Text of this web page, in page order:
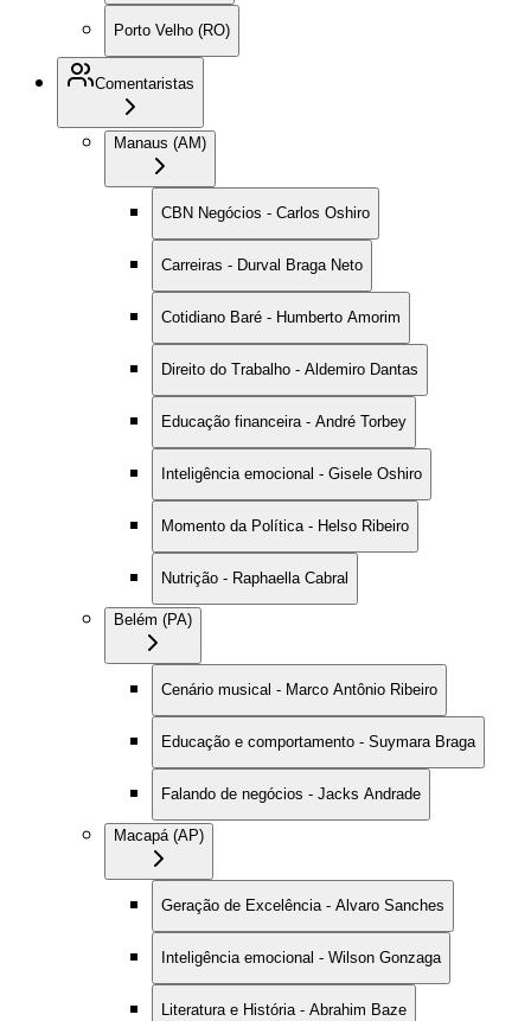
Porto Velho (RO)
Comentaristas
Manaus (AM)
CBN Negócios - Carlos Oshiro
Carreiras - Durval Braga Neto
Cotidiano Baré - Humberto Amorim
Direito do Trabalho - Aldemiro Dantas
Educação financeira - André Torbey
Inteligência emocional - Gisele Oshiro
Momento da Política - Helso Ribeiro
Nutrição - Raphaella Cabral
Belém (PA)
Cenário musical - Marco Antônio Ribeiro
Educação e comportamento - Suymara Braga
Falando de negócios - Jacks Andrade
Macapá (AP)
Geração de Excelência - Alvaro Sanches
Inteligência emocional - Wilson Gonzaga
Literatura e História - Abrahim Baze